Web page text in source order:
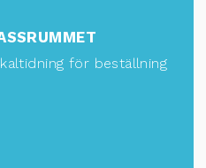
för beställning